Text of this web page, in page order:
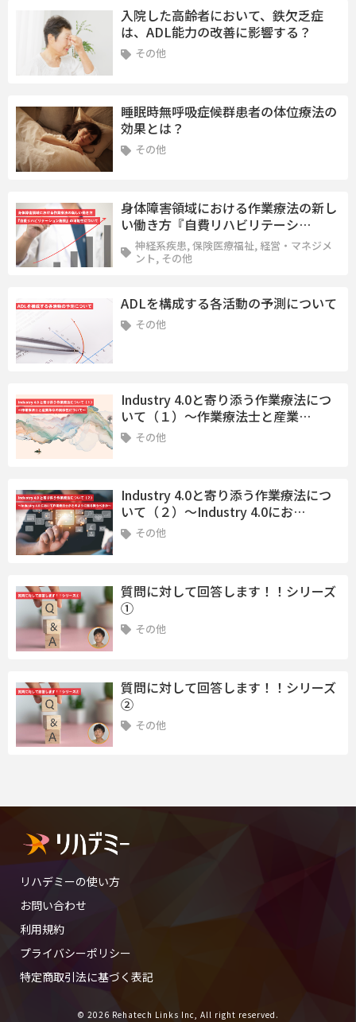
入院した高齢者において、鉄欠乏症
は、ADL能力の改善に影響する？
その他
睡眠時無呼吸症候群患者の体位療法の
効果とは？
その他
身体障害領域における作業療法の新し
い働き方『自費リハビリテーシ…
神経系疾患, 保険医療福祉, 経営・マネジメ
ント, その他
ADLを構成する各活動の予測について
その他
Industry 4.0と寄り添う作業療法につ
いて（１）〜作業療法士と産業…
その他
Industry 4.0と寄り添う作業療法につ
いて（２）〜Industry 4.0にお…
その他
質問に対して回答します！！シリーズ
①
その他
質問に対して回答します！！シリーズ
②
その他
リハデミーの使い方
お問い合わせ
利用規約
プライバシーポリシー
特定商取引法に基づく表記
© 2026 Rehatech Links Inc, All right reserved.